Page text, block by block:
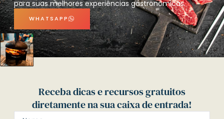
para suas melhores experiências gastronômicas.
WHATSAPP
Receba dicas e recursos gratuitos
diretamente na sua caixa de entrada!